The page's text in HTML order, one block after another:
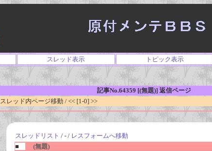
スレッド表示 トピック表示
記事No.64359 [(無題)] 返信ページ
スレッド内ページ移動 / << [1-0] >>
スレッドリスト / - / レスフォームへ移動
■
(無題)